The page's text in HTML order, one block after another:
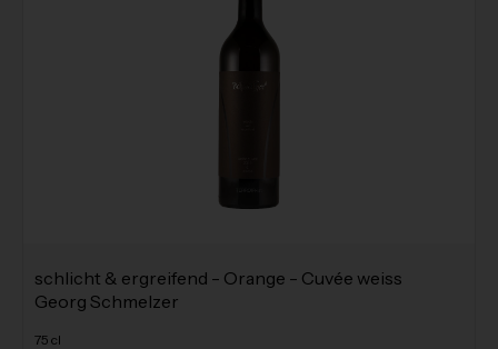
schlicht & ergreifend - Orange - Cuvée weiss
Georg Schmelzer
75 cl